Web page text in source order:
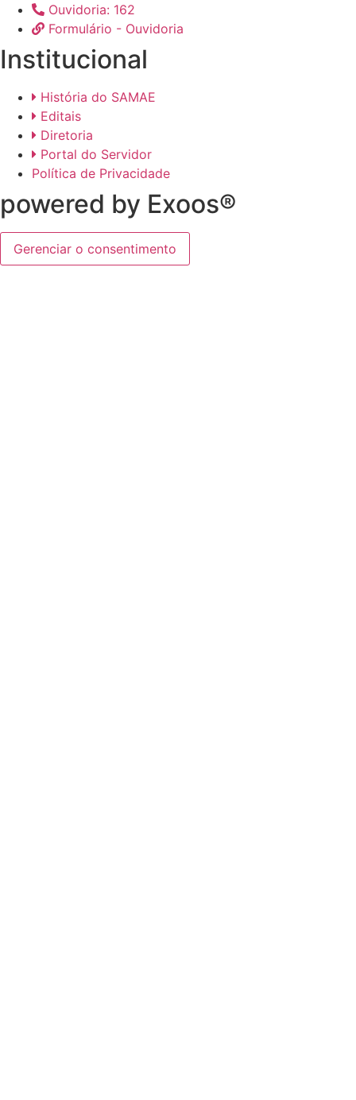
Ouvidoria: 162
Formulário - Ouvidoria
Institucional
História do SAMAE
Editais
Diretoria
Portal do Servidor
Política de Privacidade
powered by Exoos®
Gerenciar o consentimento